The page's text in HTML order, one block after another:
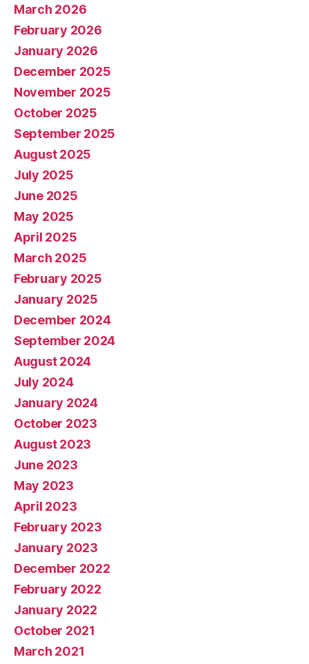
March 2026
February 2026
January 2026
December 2025
November 2025
October 2025
September 2025
August 2025
July 2025
June 2025
May 2025
April 2025
March 2025
February 2025
January 2025
December 2024
September 2024
August 2024
July 2024
January 2024
October 2023
August 2023
June 2023
May 2023
April 2023
February 2023
January 2023
December 2022
February 2022
January 2022
October 2021
March 2021